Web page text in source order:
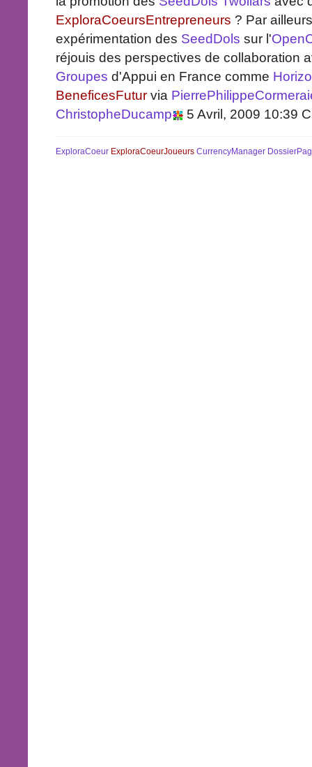
ExploraCoeursEntrepreneurs ? Par
expérimentation des SeedDols sur l'
réjouis des perspectives de collaboration
Groupes d'Appui en France comme
BeneficesFutur via
ChristopheDucamp
5 Avril, 2009 10:39
ExploraCoeur ExploraCoeurJoueurs CurrencyManager